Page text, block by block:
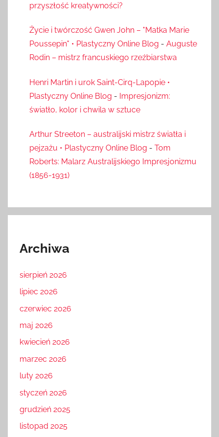
przyszłość kreatywności?
Życie i twórczość Gwen John – "Matka Marie
Poussepin" • Plastyczny Online Blog - Auguste
Rodin – mistrz francuskiego rzeźbiarstwa
Henri Martin i urok Saint-Cirq-Lapopie •
Plastyczny Online Blog - Impresjonizm:
światło, kolor i chwila w sztuce
Arthur Streeton – australijski mistrz światła i
pejzażu • Plastyczny Online Blog - Tom
Roberts: Malarz Australijskiego Impresjonizmu
(1856-1931)
Archiwa
sierpień 2026
lipiec 2026
czerwiec 2026
maj 2026
kwiecień 2026
marzec 2026
luty 2026
styczeń 2026
grudzień 2025
listopad 2025